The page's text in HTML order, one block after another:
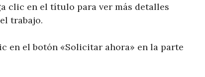
clic en el título para ver más detalles
trabajo.
en el botón «Solicitar ahora» en la parte